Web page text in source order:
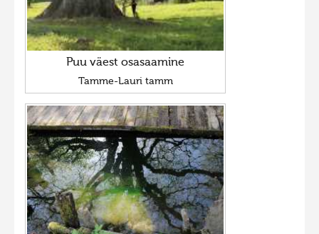
Puu väest osasaamine
Tamme-Lauri tamm